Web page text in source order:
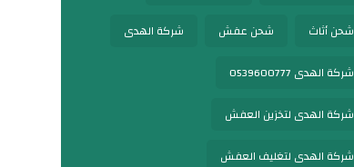
شحن أثاث شحن عفش شركة الهدى
شركة الهدى 0539600777
شركة الهدى لتخزين العفش
شركة الهدى لتغليف العفش